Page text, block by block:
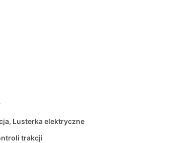
Lusterka elektryczne
trakcji